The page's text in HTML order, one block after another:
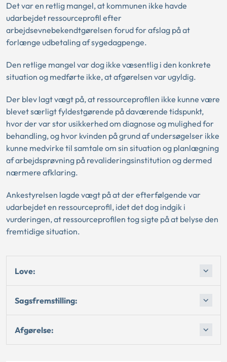
Det var en retlig mangel, at kommunen ikke havde
udarbejdet ressourceprofil efter
arbejdsevnebekendtgørelsen forud for afslag på at
forlænge udbetaling af sygedagpenge.
Den retlige mangel var dog ikke væsentlig i den konkrete
situation og medførte ikke, at afgørelsen var ugyldig.
Der blev lagt vægt på, at ressourceprofilen ikke kunne være
blevet særligt fyldestgørende på daværende tidspunkt,
hvor der var stor usikkerhed om diagnose og mulighed for
behandling, og hvor kvinden på grund af undersøgelser ikke
kunne medvirke til samtale om sin situation og planlægning
af arbejdsprøvning på revalideringsinstitution og dermed
nærmere afklaring.
Ankestyrelsen lagde vægt på at der efterfølgende var
udarbejdet en ressourceprofil, idet det dog indgik i
vurderingen, at ressourceprofilen tog sigte på at belyse den
fremtidige situation.
Love:
Sagsfremstilling:
Afgørelse: